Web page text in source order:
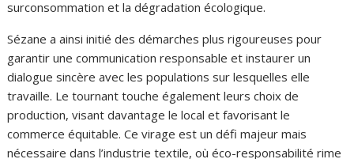
surconsommation et la dégradation écologique.
Sézane a ainsi initié des démarches plus rigoureuses pour
garantir une communication responsable et instaurer un
dialogue sincère avec les populations sur lesquelles elle
travaille. Le tournant touche également leurs choix de
production, visant davantage le local et favorisant le
commerce équitable. Ce virage est un défi majeur mais
nécessaire dans l’industrie textile, où éco-responsabilité rime